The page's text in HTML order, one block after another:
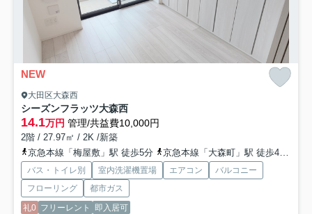
NEW
大田区大森西
シーズンフラッツ大森西
14.1万円 管理/共益費10,000円
2階 / 27.97㎡ / 2K /新築
京急本線「梅屋敷」駅 徒歩5分
京急本線「大森町」駅 徒歩4分
バス・トイレ別 室内洗濯機置場 エアコン
バルコニー
フローリング
都市ガス
礼0 フリーレント 即入居可